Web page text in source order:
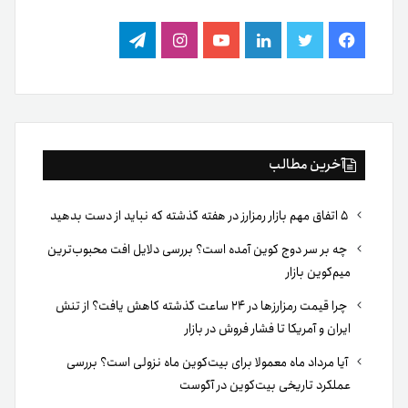
فیس
بوک
توییتر لینکدینیوتیوباینستاگرام
تلگرام
آخرین مطالب
چه بر سر دوج کوین آمده است؟ بررسی دلایل افت محبوب‌ترین
میم‌کوین بازار
چرا قیمت رمزارزها در ۲۴ ساعت گذشته کاهش یافت؟ از تنش
ایران و آمریکا تا فشار فروش در بازار
آیا مرداد ماه معمولا برای بیت‌کوین ماه نزولی است؟ بررسی
عملکرد تاریخی بیت‌کوین در آگوست